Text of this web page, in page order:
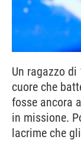
Un ragazzo
cuore che
fosse ancora
in missione.
lacrime che